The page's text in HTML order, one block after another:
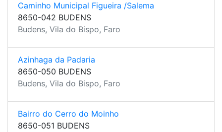
Caminho Municipal Figueira /Salema
8650-042 BUDENS
Budens, Vila do Bispo, Faro
Azinhaga da Padaria
8650-050 BUDENS
Budens, Vila do Bispo, Faro
Bairro do Cerro do Moinho
8650-051 BUDENS